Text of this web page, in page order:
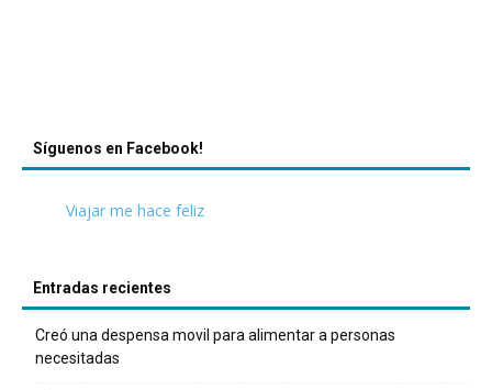
Síguenos en Facebook!
Viajar me hace feliz
Entradas recientes
Creó una despensa movil para alimentar a personas
necesitadas